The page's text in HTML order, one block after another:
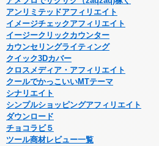
アンリミテッドアフィリエイト
イメージチェックアフィリエイト
イージークリックカウンター
カウンセリングライティング
クイック3Dカバー
クロスメディア・アフィリエイト
クールでかっこいいMTテーマ
シナリエイト
シンプルショッピングアフィリエイト
ダウンロード
チョコラビ５
ツール商材レビュー一覧